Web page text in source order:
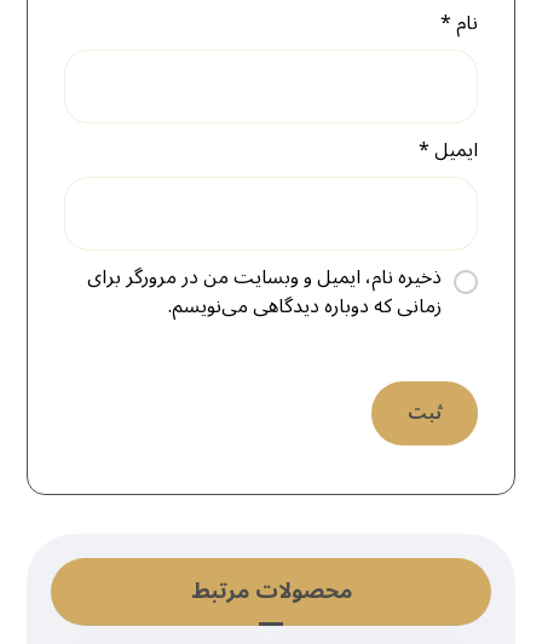
نام*
ایمیل*
ذخیره نام، ایمیل و وبسایت من در مرورگر برای
زمانی که دوباره دیدگاهی می‌نویسم.
محصولات مرتبط